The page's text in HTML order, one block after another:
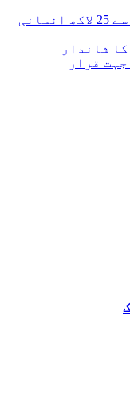
بدترین سیلاب، بروقت انخلا سے 25 لاکھ انسانی
شاندار
قرار